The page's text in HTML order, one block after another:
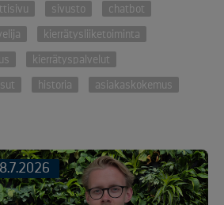
sivusto chatbot
kierrätysliiketoiminta
kierrätyspalvelut
historia asiakaskokemus
8.7.2026